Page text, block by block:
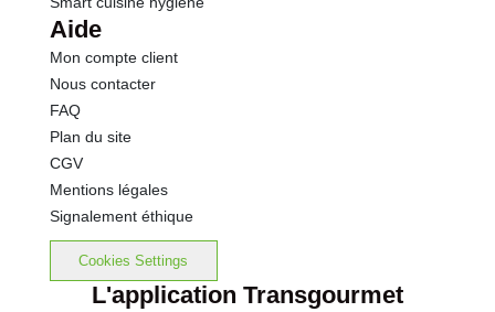
Aide
Mon compte client
Nous contacter
FAQ
Plan du site
CGV
Mentions légales
Signalement éthique
Cookies Settings
L'application Transgourmet